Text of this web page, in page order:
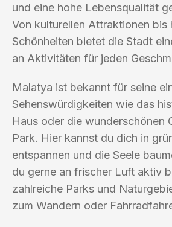
und eine hohe Lebensqualität
Von kulturellen Attraktionen bis
Schönheiten bietet die Stadt
an Aktivitäten für jeden
Malatya ist bekannt für seine
Sehenswürdigkeiten wie das
Haus oder die wunderschönen
Park. Hier kannst du dich in
entspannen und die Seele
du gerne an frischer Luft aktiv
zahlreiche Parks und
zum Wandern oder